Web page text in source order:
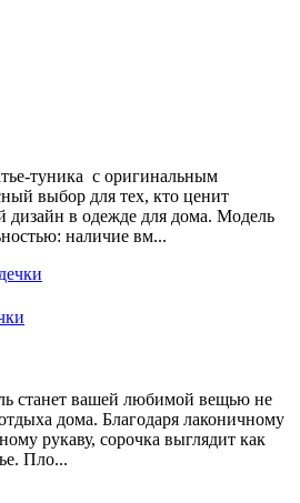
туника с оригинальным
выбор для тех, кто ценит
дизайн в одежде для дома. Модель
наличие вм...
станет вашей любимой вещью не
дома. Благодаря лаконичному
рукаву, сорочка выглядит как
Пло...